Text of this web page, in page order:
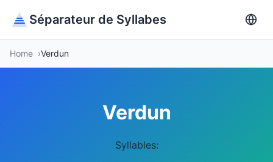
Séparateur de Syllabes
Home Verdun
Verdun
Syllables: